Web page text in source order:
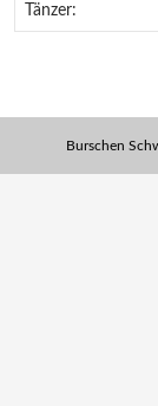
Tänzer:
Burschen